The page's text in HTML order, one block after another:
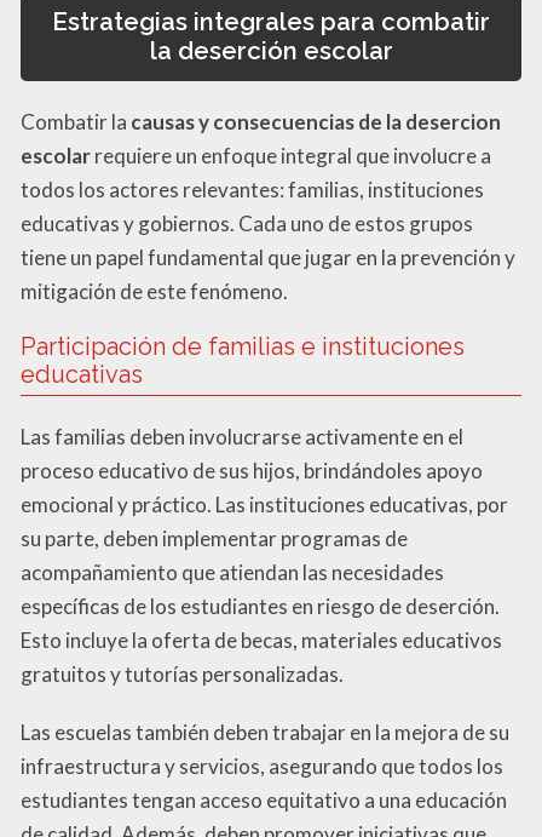
Estrategias integrales para combatir
la deserción escolar
Combatir la causas y consecuencias de la desercion
escolarrequiere un enfoque integral que involucre a
todos los actores relevantes: familias, instituciones
educativas y gobiernos. Cada uno de estos grupos
tiene un papel fundamental que jugar en la prevención y
mitigación de este fenómeno.
Participación de familias e instituciones
educativas
Las familias deben involucrarse activamente en el
proceso educativo de sus hijos, brindándoles apoyo
emocional y práctico. Las instituciones educativas, por
su parte, deben implementar programas de
acompañamiento que atiendan las necesidades
específicas de los estudiantes en riesgo de deserción.
Esto incluye la oferta de becas, materiales educativos
gratuitos y tutorías personalizadas.
Las escuelas también deben trabajar en la mejora de su
infraestructura y servicios, asegurando que todos los
estudiantes tengan acceso equitativo a una educación